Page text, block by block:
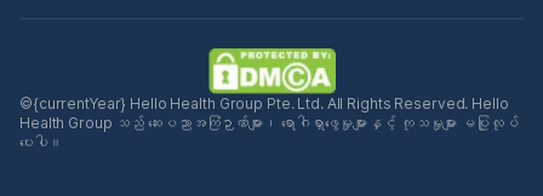
©{currentYear} Hello Health Group Pte. Ltd. All Rights Reserved. Hello
Health Group သည် ဆေးပညာအကြံဉာဏ်များ၊ ရောဂါရှာဖွေမှုများနှင့် ကုသမှုများ မပြုလုပ်
ပေးပါ။